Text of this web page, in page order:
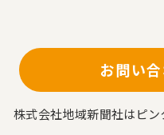
お問い
株式会社地域新聞社はピン